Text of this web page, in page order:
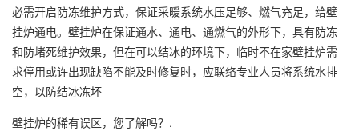
必需开启防冻维护方式，保证采暖系统水压足够、燃气充足，给壁
挂炉通电。壁挂炉在保证通水、通电、通燃气的外形下，具有防冻
和防堵死维护效果，但在可以结冰的环境下，临时不在家壁挂炉需
求停用或许出现缺陷不能及时修复时，应联络专业人员将系统水排
空，以防结冰冻坏
壁挂炉的稀有误区，您了解吗？.